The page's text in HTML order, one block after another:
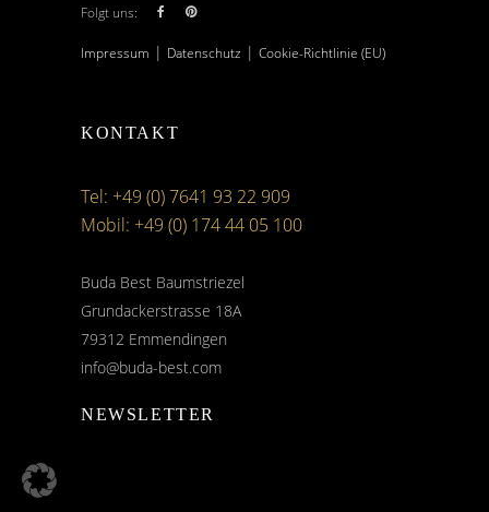
Folgt uns:
Impressum | Datenschutz | Cookie-Richtlinie (EU)
KONTAKT
Tel: +49 (0) 7641 93 22 909
Mobil: +49 (0) 174 44 05 100
Buda Best Baumstriezel
Grundackerstrasse 18A
79312 Emmendingen
info@buda-best.com
NEWSLETTER